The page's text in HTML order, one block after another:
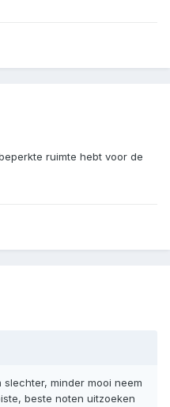
ruimte hebt voor de
minder mooi neem
beste noten uitzoeken